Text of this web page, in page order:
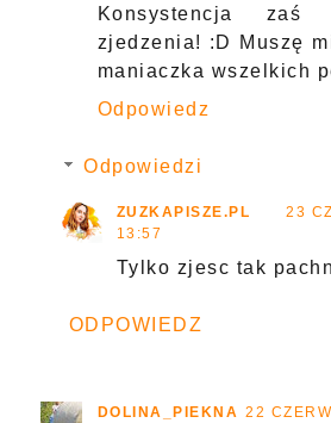
Konsystencja zaś
zjedzenia! :D Muszę
maniaczka wszelkich
Odpowiedz
Odpowiedzi
ZUZKAPISZE.PL
23
13:57
Tylko zjesc tak
ODPOWIEDZ
DOLINA_PIEKNA 22